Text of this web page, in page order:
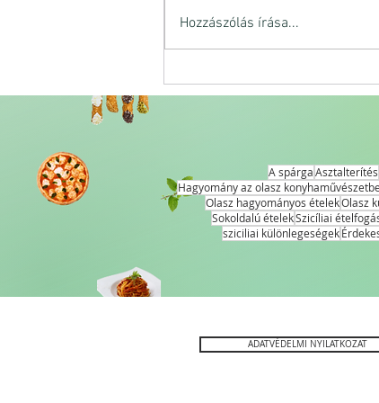
emlékezetes est
Hozzászólás írása...
A spárgaAsztalterítés
Hagyomány az olasz
Olasz hagyományos ételekOlasz
Sokoldalú ételekSzicíliai
sziciliai különlegeségek
ADATVÉDELMI NYILATKOZAT